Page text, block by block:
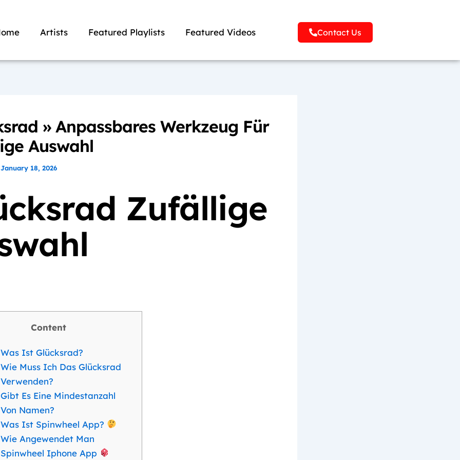
Artists Featured Playlists Featured Videos Contact Us
» Anpassbares Werkzeug Für
Auswahl
January 18, 2026
Zufällige
Content
Was Ist Glücksrad?
Wie Muss Ich Das Glücksrad
Verwenden?
Gibt Es Eine Mindestanzahl
Von Namen?
Was Ist Spinwheel App?
Wie Angewendet Man
Spinwheel Iphone App